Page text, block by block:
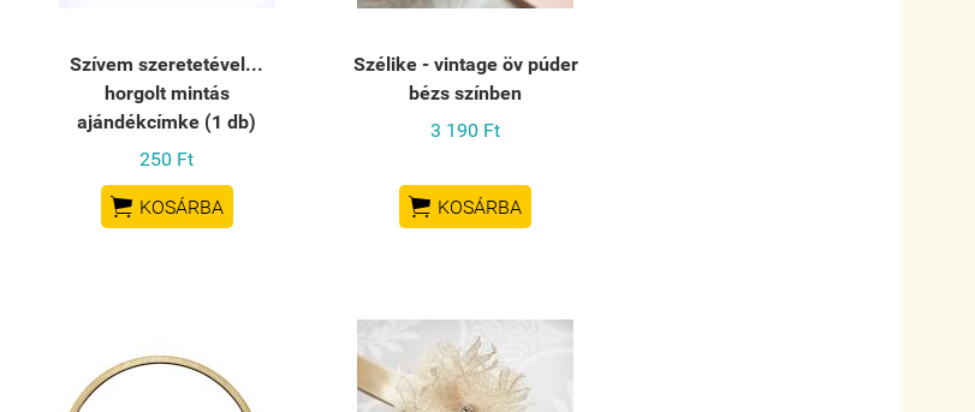
Szívem szeretetével...
horgolt mintás
ajándékcímke (1 db)
250 Ft
 KOSÁRBA
Szélike - vintage öv púder
bézs színben
3 190 Ft
 KOSÁRBA